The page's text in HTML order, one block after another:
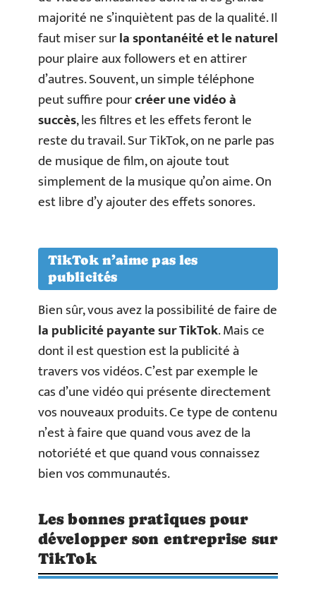
majorité ne s’inquiètent pas de la qualité. Il
faut miser surla spontanéité et le naturel
pour plaire aux followers et en attirer
d’autres. Souvent, un simple téléphone
peut suffire pourcréer une vidéo à
succès, les filtres et les effets feront le
reste du travail. Sur TikTok, on ne parle pas
de musique de film, on ajoute tout
simplement de la musique qu’on aime. On
est libre d’y ajouter des effets sonores.
TikTok n’aime pas les
publicités
Bien sûr, vous avez la possibilité de faire de
la publicité payante sur TikTok. Mais ce
dont il est question est la publicité à
travers vos vidéos. C’est par exemple le
cas d’une vidéo qui présente directement
vos nouveaux produits. Ce type de contenu
n’est à faire que quand vous avez de la
notoriété et que quand vous connaissez
bien vos communautés.
Les bonnes pratiques pour
développer son entreprise sur
TikTok